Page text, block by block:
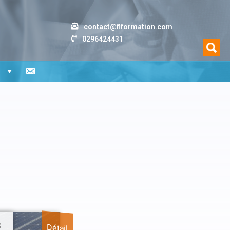
contact@flformation.com
0296424431